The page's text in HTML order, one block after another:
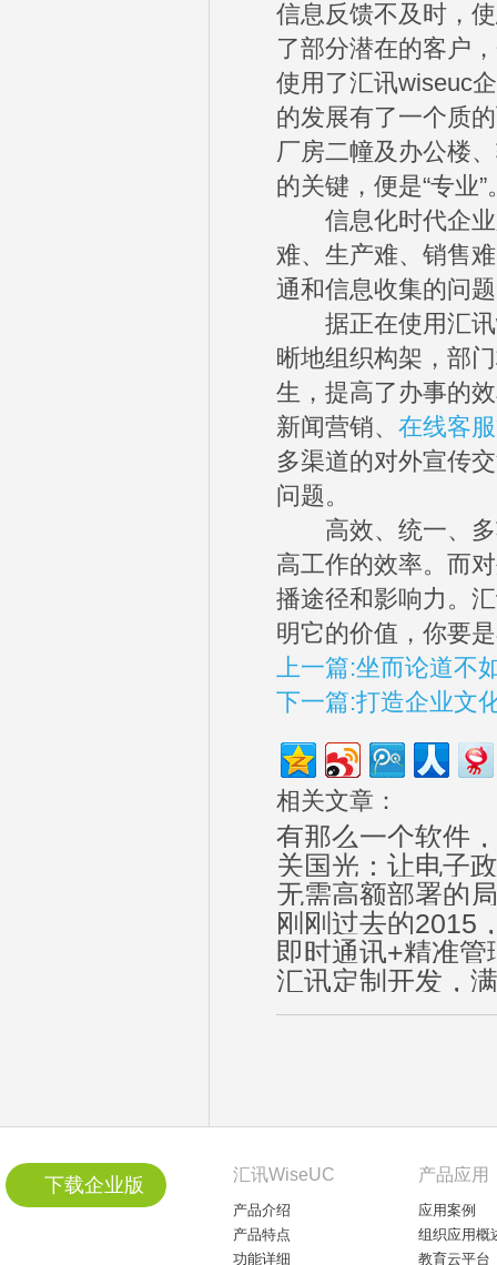
信息反馈不及时，
了部分潜在的客户
使用了汇讯wiseuc
的发展有了一个质
厂房二幢及办公楼
的关键，便是“专业”
信息化时代企业
难、生产难、销售
通和信息收集的问
据正在使用汇讯
晰地组织构架，部
生，提高了办事的
新闻营销、 在线客服
多渠道的对外宣传
问题。
高效、统一、多
高工作的效率。而
播途径和影响力。
明它的价值，你要
上一篇:坐而论道不
下一篇:打造企业文
相关文章：
有那么一个软件
关国光：让电子
无需高额部署的
刚刚过去的2015
即时通讯+精准
汇讯定制开发，
下载企业版 汇讯WiseUC
产品介绍
产品特点
功能详细
产品应用
应用案例
组织应用概
教育云平台